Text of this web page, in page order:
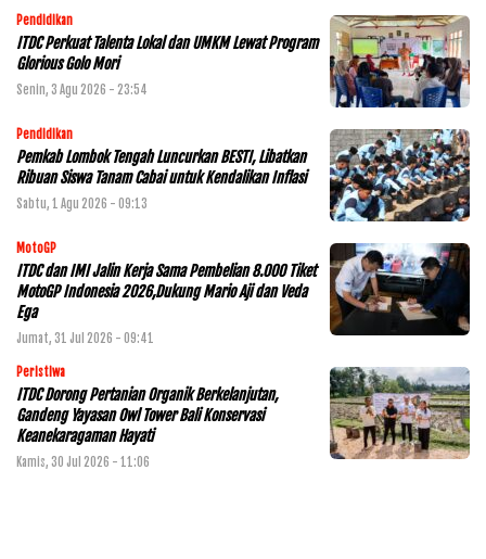
Pendidikan
ITDC Perkuat Talenta Lokal dan UMKM Lewat Program
Glorious Golo Mori
Senin, 3 Agu 2026 - 23:54
Pendidikan
Pemkab Lombok Tengah Luncurkan BESTI, Libatkan
Ribuan Siswa Tanam Cabai untuk Kendalikan Inflasi
Sabtu, 1 Agu 2026 - 09:13
MotoGP
ITDC dan IMI Jalin Kerja Sama Pembelian 8.000 Tiket
MotoGP Indonesia 2026,Dukung Mario Aji dan Veda
Ega
Jumat, 31 Jul 2026 - 09:41
Peristiwa
ITDC Dorong Pertanian Organik Berkelanjutan,
Gandeng Yayasan Owl Tower Bali Konservasi
Keanekaragaman Hayati
Kamis, 30 Jul 2026 - 11:06